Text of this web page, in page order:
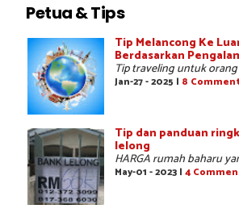
Petua & Tips
Tip Melancong Ke
Berdasarkan
Tip traveling untuk
Jan-27 - 2025 | 8
Tip dan panduan
lelong
HARGA rumah baharu
May-01 - 2023 | 4